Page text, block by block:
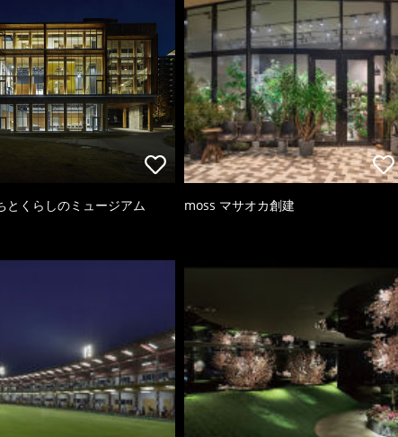
とくらしのミュージアム moss マサオカ創建